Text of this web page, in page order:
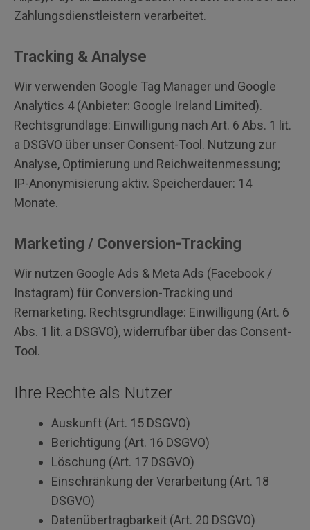
Zahlungsdienstleistern verarbeitet.
Tracking & Analyse
Wir verwenden Google Tag Manager und Google
Analytics 4 (Anbieter: Google Ireland Limited).
Rechtsgrundlage: Einwilligung nach Art. 6 Abs. 1 lit.
a DSGVO über unser Consent-Tool. Nutzung zur
Analyse, Optimierung und Reichweitenmessung;
IP-Anonymisierung aktiv. Speicherdauer: 14
Monate.
Marketing / Conversion-Tracking
Wir nutzen Google Ads & Meta Ads (Facebook /
Instagram) für Conversion-Tracking und
Remarketing. Rechtsgrundlage: Einwilligung (Art. 6
Abs. 1 lit. a DSGVO), widerrufbar über das Consent-
Tool.
Ihre Rechte als Nutzer
Auskunft (Art. 15 DSGVO)
Berichtigung (Art. 16 DSGVO)
Löschung (Art. 17 DSGVO)
Einschränkung der Verarbeitung (Art. 18
DSGVO)
Datenübertragbarkeit (Art. 20 DSGVO)